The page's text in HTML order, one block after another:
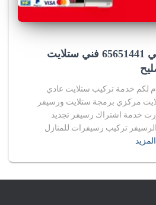
فني ستلايت السالمي 65651441 فني ستلايت
لكم خدمة تركيب ستلايت عادي
مركزي برمجة ستلايت ورسيفر
خدمة اشتراك رسيفر تجديد
تركيب رسيفرات للمنازل